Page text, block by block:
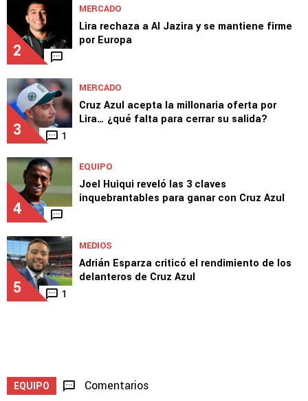
2
MERCADO
Lira rechaza a Al Jazira y se mantiene firme
por Europa
3 1
MERCADO
Cruz Azul acepta la millonaria oferta por
Lira… ¿qué falta para cerrar su salida?
4
EQUIPO
Joel Huiqui reveló las 3 claves
inquebrantables para ganar con Cruz Azul
5 1
MEDIOS
Adrián Esparza criticó el rendimiento de los
delanteros de Cruz Azul
EQUIPO Comentarios